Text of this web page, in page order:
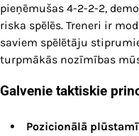
pieņēmušas 4-2-2-2,
riska spēlēs. Treneri ir
saviem spēlētāju
turpmākās nozīmības
Galvenie taktiskie
Pozicionālā